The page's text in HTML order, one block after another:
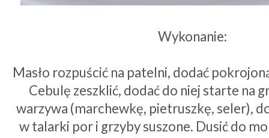
Wykonanie:
Masło rozpuścić na patelni, dodać
Cebulę zeszklić, dodać do niej starte na
warzywa (marchewkę, pietruszkę, seler),
w talarki por i grzyby suszone. Dusić do